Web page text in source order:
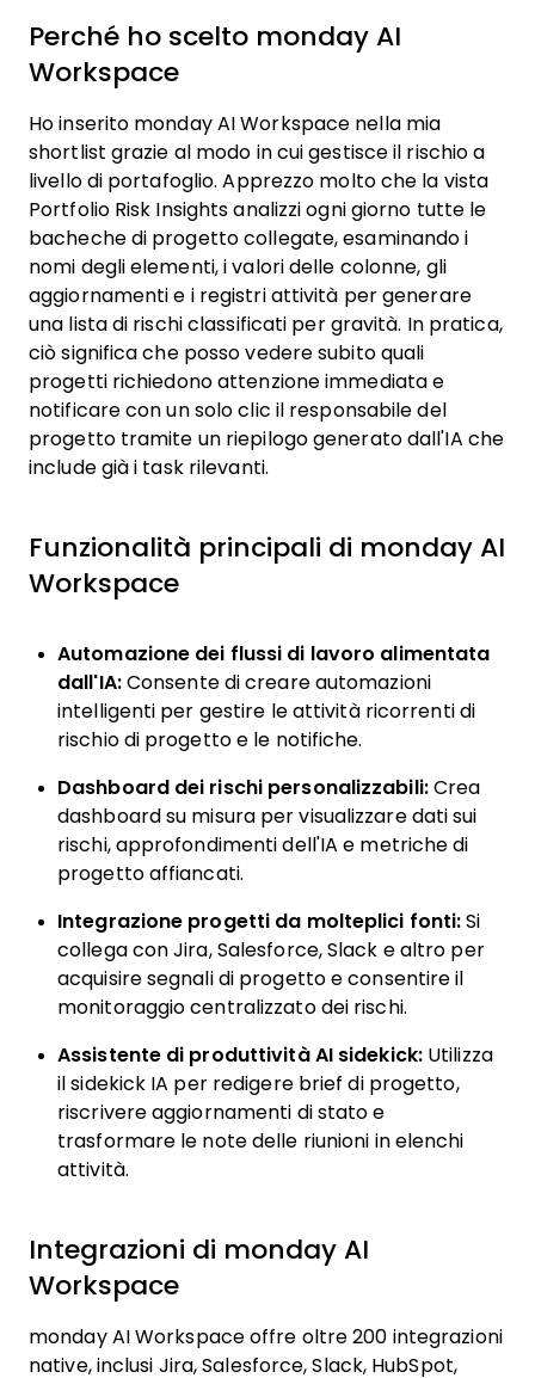
Perché ho scelto monday AI
Workspace
Ho inserito monday AI Workspace nella mia
shortlist grazie al modo in cui gestisce il rischio a
livello di portafoglio. Apprezzo molto che la vista
Portfolio Risk Insights analizzi ogni giorno tutte le
bacheche di progetto collegate, esaminando i
nomi degli elementi, i valori delle colonne, gli
aggiornamenti e i registri attività per generare
una lista di rischi classificati per gravità. In pratica,
ciò significa che posso vedere subito quali
progetti richiedono attenzione immediata e
notificare con un solo clic il responsabile del
progetto tramite un riepilogo generato dall'IA che
include già i task rilevanti.
Funzionalità principali di monday AI
Workspace
Automazione dei flussi di lavoro alimentata
dall'IA:Consente di creare automazioni
intelligenti per gestire le attività ricorrenti di
rischio di progetto e le notifiche.
Dashboard dei rischi personalizzabili:Crea
dashboard su misura per visualizzare dati sui
rischi, approfondimenti dell'IA e metriche di
progetto affiancati.
Integrazione progetti da molteplici fonti: Si
collega con Jira, Salesforce, Slack e altro per
acquisire segnali di progetto e consentire il
monitoraggio centralizzato dei rischi.
Assistente di produttività AI sidekick:Utilizza
il sidekick IA per redigere brief di progetto,
riscrivere aggiornamenti di stato e
trasformare le note delle riunioni in elenchi
attività.
Integrazioni di monday AI
Workspace
monday AI Workspace offre oltre 200 integrazioni
native, inclusi Jira, Salesforce, Slack, HubSpot,